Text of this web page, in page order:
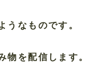
うなものです。
物を配信します。